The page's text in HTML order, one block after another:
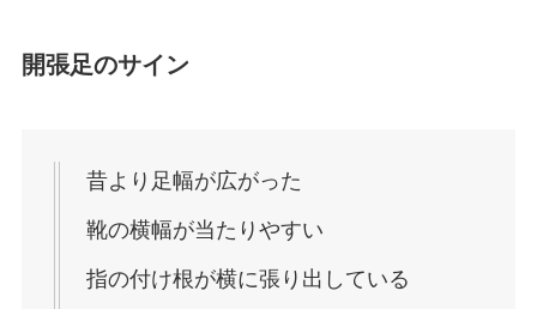
開張足のサイン
昔より足幅が広がった
靴の横幅が当たりやすい
指の付け根が横に張り出している